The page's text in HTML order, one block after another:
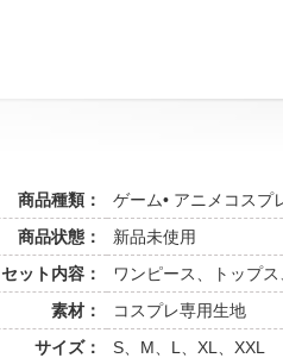
商品種類：
ゲーム• アニメコスプ
商品状態：
新品未使用
セット内容：
ワンピース、トップ
素材：
コスプレ専用生地
サイズ：
S、M、L、XL、XXL